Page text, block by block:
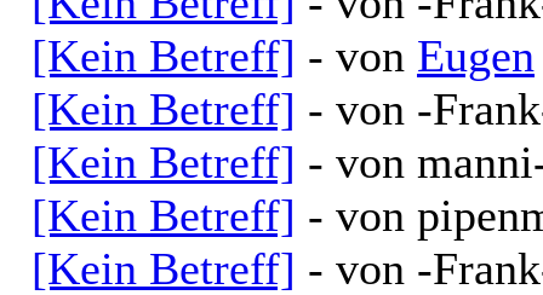
[Kein Betreff] - von Eugen
[Kein Betreff] - von -
[Kein Betreff] - von
[Kein Betreff] - von
[Kein Betreff] - von -